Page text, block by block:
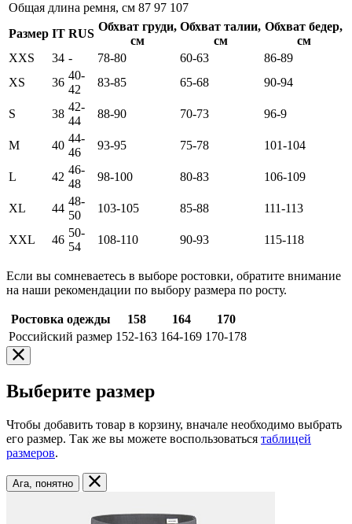
Общая длина ремня, см 87 97 107
Размер IT RUS
Обхват груди,
см
Обхват талии,
см
Обхват бедер,
см
XXS
34 - 78-80 60-63
86-89
XS
36
40-
42
83-85 65-68 90-94
S 38
42-
44
88-90 70-73 96-9
M 40
44-
46
93-95 75-78 101-104
L 42
46-
48
98-100 80-83 106-109
XL 44
48-
50
103-105 85-88 111-113
XXL 46
50-
54
108-110 90-93 115-118
Если вы сомневаетесь в выборе ростовки, обратите внимание
на наши рекомендации по выбору размера по росту.
Ростовка одежды 158 164
170
Российский размер 152-163 164-169 170-178
Выберите размер
Чтобы добавить товар в корзину, вначале необходимо выбрать
его размер. Так же вы можете воспользоваться таблицей
размеров.
Ага, понятно